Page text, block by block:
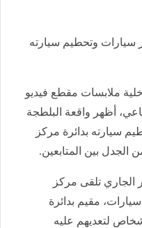
سيارات وتحطيم سيارته
ملابسات مقطع فيديو
أظهر واقعة البلطجة
سيارته بدائرة مركز
الجدل بين المتابعين.
أنه بتاريخ 12 فبراير الجاري تلقى مركز
مقيم بدائرة
لتعديهم عليه